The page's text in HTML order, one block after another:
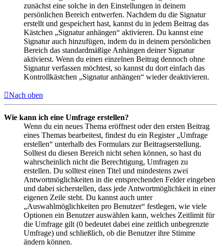
zunächst eine solche in den Einstellungen in deinem
persönlichen Bereich entwerfen. Nachdem du die Signatur
erstellt und gespeichert hast, kannst du in jedem Beitrag das
Kästchen „Signatur anhängen“ aktivieren. Du kannst eine
Signatur auch hinzufügen, indem du in deinem persönlichen
Bereich das standardmäßige Anhängen deiner Signatur
aktivierst. Wenn du einen einzelnen Beitrag dennoch ohne
Signatur verfassen möchtest, so kannst du dort einfach das
Kontrollkästchen „Signatur anhängen“ wieder deaktivieren.
Nach oben
Wie kann ich eine Umfrage erstellen?
Wenn du ein neues Thema eröffnest oder den ersten Beitrag
eines Themas bearbeitest, findest du ein Register „Umfrage
erstellen“ unterhalb des Formulars zur Beitragserstellung.
Solltest du diesen Bereich nicht sehen können, so hast du
wahrscheinlich nicht die Berechtigung, Umfragen zu
erstellen. Du solltest einen Titel und mindestens zwei
Antwortmöglichkeiten in die entsprechenden Felder eingeben
und dabei sicherstellen, dass jede Antwortmöglichkeit in einer
eigenen Zeile steht. Du kannst auch unter
„Auswahlmöglichkeiten pro Benutzer“ festlegen, wie viele
Optionen ein Benutzer auswählen kann, welches Zeitlimit für
die Umfrage gilt (0 bedeutet dabei eine zeitlich unbegrenzte
Umfrage) und schließlich, ob die Benutzer ihre Stimme
ändern können.